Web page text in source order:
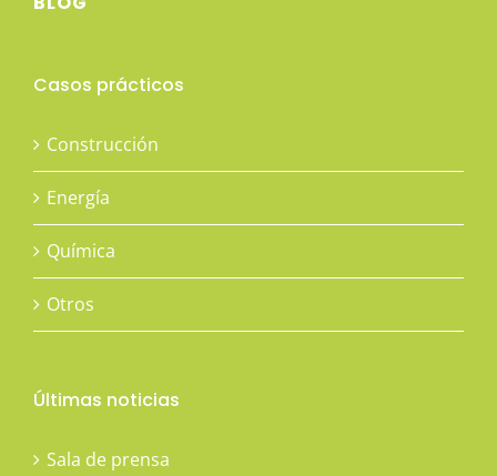
Casos prácticos
Construcción
Energía
Química
Otros
Últimas noticias
Sala de prensa